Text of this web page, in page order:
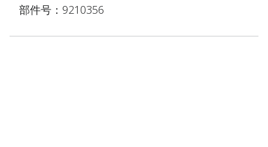
部件号：9210356